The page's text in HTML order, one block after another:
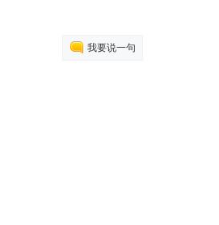
我要说一句